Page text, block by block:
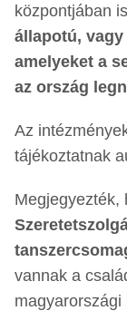
központjában is
állapotú,
amelyeket a
az ország
Az
tájékoztatnak
Megjegyezték,
vannak a
magyarországi